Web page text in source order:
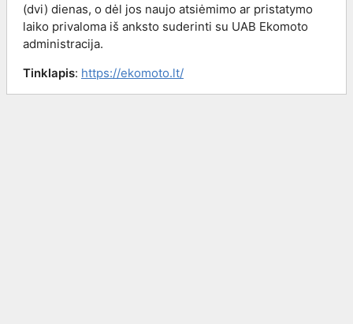
(dvi) dienas, o dėl jos naujo atsiėmimo ar pristatymo
laiko privaloma iš anksto suderinti su UAB Ekomoto
administracija.
Tinklapis: https://ekomoto.lt/